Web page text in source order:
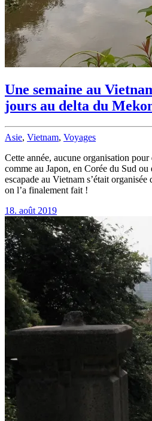
Une semaine au
jours au delta du
Asie, Vietnam, Voyages
Cette année, aucune organisation pour
comme au Japon, en Corée du Sud
escapade au Vietnam s’était
on l’a finalement fait !
18. août 2019